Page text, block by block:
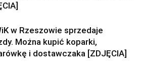
w Rzeszowie sprzedaje
Można kupić koparki,
i dostawczaka [ZDJĘCIA]